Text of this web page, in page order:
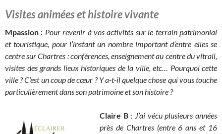
Visites animées et histoire vivante
Mpassion : Pour revenir à vos activités sur le terrain patrimonial
et touristique, pour l’instant un nombre important d’entre elles se
centre sur Chartres : conférences, enseignement au centre du vitrail,
visites des grands lieux historiques de la ville, etc… Pourquoi cette
ville ? C’est un coup de cœur ? Y a-t-il quelque chose qui vous touche
particulièrement dans son patrimoine et son histoire ?
Claire B : J’ai vécu plusieurs années
près de Chartres (entre 6 ans et 16